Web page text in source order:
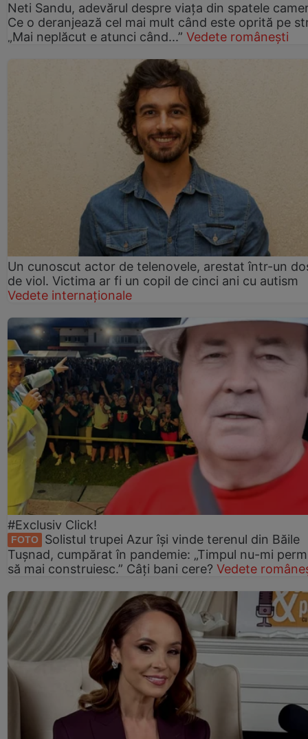
Neti Sandu, adevărul despre viața din spatele
Ce o deranjează cel mai mult când este oprită pe
„Mai neplăcut e atunci când...” Vedete românești
Un cunoscut actor de telenovele, arestat într-un
de viol. Victima ar fi un copil de cinci ani cu autism
Vedete internaționale
#Exclusiv Click!
FOTO
Solistul trupei Azur își vinde terenul din Băile
Tușnad, cumpărat în pandemie: „Timpul nu-mi
să mai construiesc.” Câți bani cere? Vedete